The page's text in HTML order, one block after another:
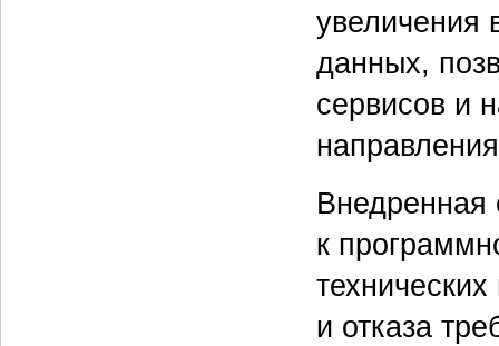
увеличения
данных,
сервисов и
Внедренная
к
и отказа